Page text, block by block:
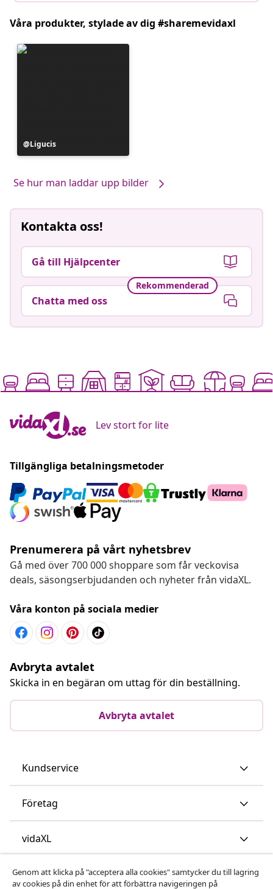
Våra produkter, stylade av dig #sharemevidaxl
Inlägg
publicerat
Ligucis
Se hur man laddar upp bilder
Kontakta oss!
Gå till Hjälpcenter
Rekommenderad
Chatta med oss
Lev stort for lite
Tillgängliga betalningsmetoder
Prenumerera på vårt nyhetsbrev
Gå med över 700 000 shoppare som får veckovisa
deals, säsongserbjudanden och nyheter från vidaXL.
Våra konton på sociala medier
Avbryta avtalet
Skicka in en begäran om uttag för din beställning.
Avbryta avtalet
Kundservice
Företag
vidaXL
Upptäck mer
Genom att klicka på "acceptera alla cookies" samtycker du till lagring
av cookies på din enhet för att förbättra navigeringen på